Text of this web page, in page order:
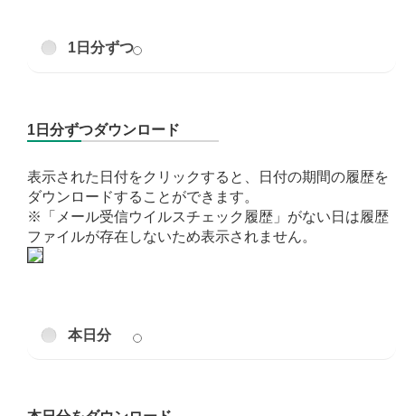
1日分ずつ
1日分ずつダウンロード
表示された日付をクリックすると、日付の期間の履歴を
ダウンロードすることができます。
※「メール受信ウイルスチェック履歴」がない日は履歴
ファイルが存在しないため表示されません。
本日分